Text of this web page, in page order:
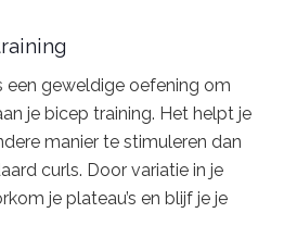
een geweldige oefening om
je bicep training. Het helpt je
manier te stimuleren dan
curls. Door variatie in je
je plateau’s en blijf je je